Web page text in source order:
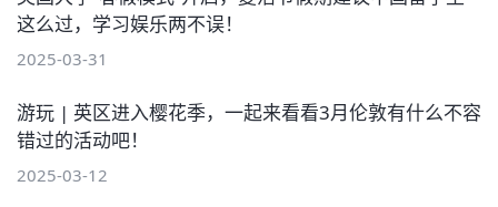
这么过，学习娱乐两不误！
2025-03-31
游玩 | 英区进入樱花季，一起来看看3月伦敦有什么不容
错过的活动吧！
2025-03-12